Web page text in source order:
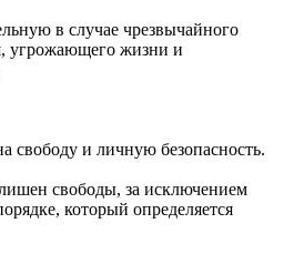
в случае чрезвычайного
угрожающего жизни и
свободу и личную безопасность.
свободы, за исключением
который определяется